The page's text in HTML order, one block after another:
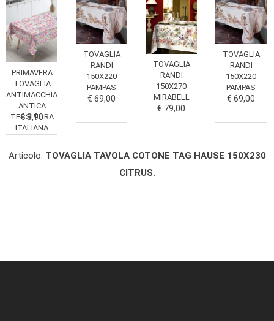
PRIMAVERA
TOVAGLIA
ANTIMACCHIA
ANTICA
TESSITURA
ITALIANA
€ 8,90
TOVAGLIA
RANDI
150X220
PAMPAS
€ 69,00
TOVAGLIA
RANDI
150X270
MIRABELL
€ 79,00
TOVAGLIA
RANDI
150X220
PAMPAS
€ 69,00
Articolo: TOVAGLIA TAVOLA COTONE TAG HAUSE 150X230
CITRUS.